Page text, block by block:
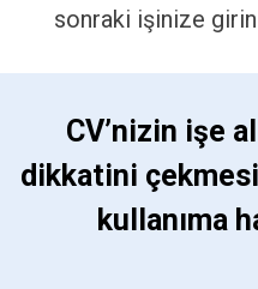
sonraki işinize girin
dikkatini
kullanıma